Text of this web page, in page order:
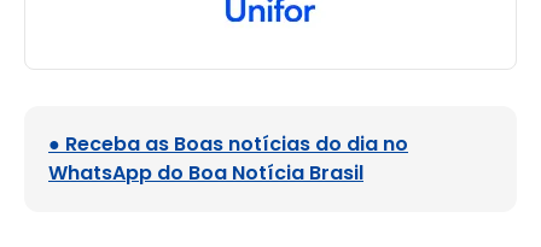
● Receba as Boas notícias do dia no
WhatsApp do Boa Notícia Brasil